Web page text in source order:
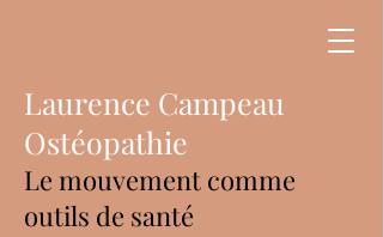
Laurence Campeau
Ostéopathie
Le mouvement comme
outils de santé